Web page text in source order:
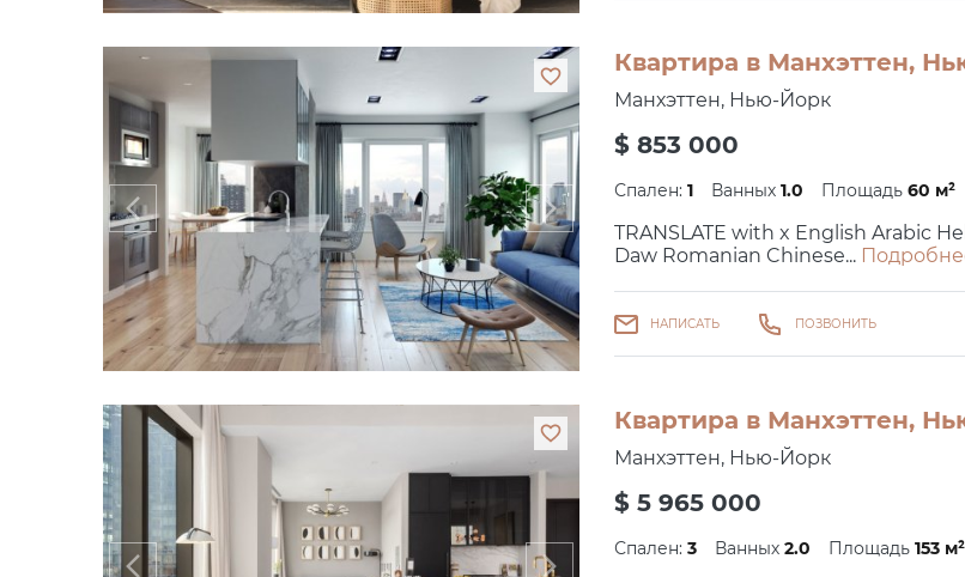
Квартира в Манхэттен,
Манхэттен, Нью-Йорк
$ 853 000
Спален: 1 Ванных 1.0 Площадь 60 м²
TRANSLATE with x English Arabic
Daw Romanian Chinese...
НАПИСАТЬ ПОЗВОНИТЬ
Квартира в Манхэттен,
Манхэттен, Нью-Йорк
$ 5 965 000
Спален: 3 Ванных 2.0 Площадь 153 м²